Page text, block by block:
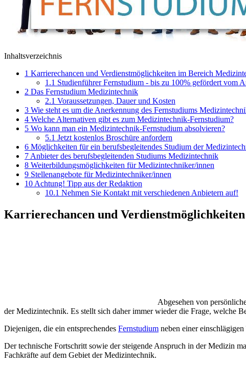
Inhaltsverzeichnis
1 Karrierechancen und Verdienstmöglichkeiten im Bereich
1.1 Studienführer Fernstudium - bis zu 100% gefördert vom
2 Das Fernstudium Medizintechnik
2.1 Voraussetzungen, Dauer und Kosten
3 Wie steht es um die Anerkennung des Fernstudiums
4 Welche Alternativen gibt es zum Medizintechnik-Fernstudium?
5 Wo kann man ein Medizintechnik-Fernstudium absolvieren?
5.1 Jetzt kostenlos Broschüre anfordern
6 Möglichkeiten für ein berufsbegleitendes Studium der
7 Anbieter des berufsbegleitenden Studiums Medizintechnik
8 Weiterbildungsmöglichkeiten für Medizintechniker/innen
9 Stellenangebote für Medizintechniker/innen
10 Achtung! Tipp aus der Redaktion
10.1 Nehmen Sie Kontakt mit verschiedenen Anbietern auf!
Karrierechancen und
Abgesehen von
der Medizintechnik. Es stellt sich daher immer wieder die Frage, welche
Diejenigen, die ein entsprechendes Fernstudium neben einer
Der technische Fortschritt sowie der steigende Anspruch in der Medizin
Fachkräfte auf dem Gebiet der Medizintechnik.